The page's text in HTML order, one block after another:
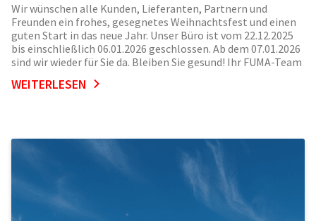
Wir wünschen alle Kunden, Lieferanten, Partnern und
Freunden ein frohes, gesegnetes Weihnachtsfest und einen
guten Start in das neue Jahr. Unser Büro ist vom 22.12.2025
bis einschließlich 06.01.2026 geschlossen. Ab dem 07.01.2026
sind wir wieder für Sie da. Bleiben Sie gesund! Ihr FUMA-Team
WEITERLESEN